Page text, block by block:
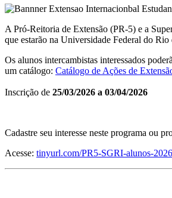
A Pró-Reitoria de Extensão (PR-5) e a
que estarão na Universidade Federal do
Os alunos intercambistas interessados
um catálogo: Catálogo de Ações de
Inscrição de 25/03/2026 a 03/04/2026
Cadastre seu interesse neste programa ou
Acesse: tinyurl.com/PR5-SGRI-alunos-